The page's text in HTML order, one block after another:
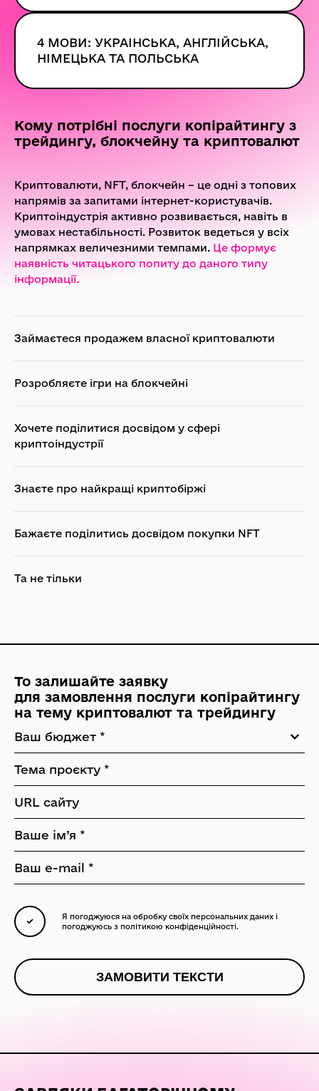
4 МОВИ: УКРАІНСЬКА, АНГЛІЙСЬКА,
НІМЕЦЬКА ТА ПОЛЬСЬКА
Кому потрібні послуги копірайтингу з
трейдингу, блокчейну та криптовалют
Криптовалюти, NFT, блокчейн – це одні з топових
напрямів за запитами інтернет-користувачів.
Криптоіндустрія активно розвивається, навіть в
умовах нестабільності. Розвиток ведеться у всіх
напрямках величезними темпами. Це формує
наявність читацького попиту до даного типу
інформації.
Займаєтеся продажем власної криптовалюти
Розробляєте ігри на блокчейні
Хочете поділитися досвідом у сфері
криптоіндустрії
Знаєте про найкращі криптобіржі
Бажаєте поділитись досвідом покупки NFT
Та не тільки
То залишайте заявку
для замовлення послуги копірайтингу
на тему криптовалют та трейдингу
Я погоджуюся на обробку своїх персональних даних і
погоджуюсь з політикою конфіденційності.